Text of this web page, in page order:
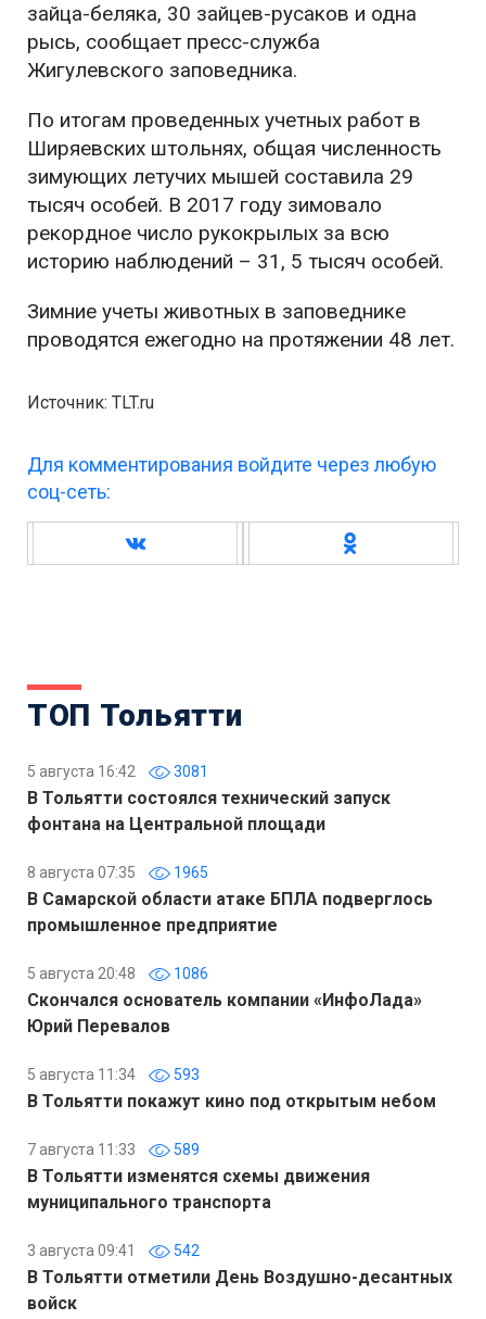
зайца-беляка, 30 зайцев-русаков и одна
рысь, сообщает пресс-служба
Жигулевского заповедника.
По итогам проведенных учетных работ в
Ширяевских штольнях, общая численность
зимующих летучих мышей составила 29
тысяч особей. В 2017 году зимовало
рекордное число рукокрылых за всю
историю наблюдений – 31, 5 тысяч особей.
Зимние учеты животных в заповеднике
проводятся ежегодно на протяжении 48 лет.
Источник: TLT.ru
Для комментирования войдите через любую
соц-сеть:
ТОП Тольятти
5 августа 16:42 3081
В Тольятти состоялся технический запуск
фонтана на Центральной площади
8 августа 07:35 1965
В Самарской области атаке БПЛА подверглось
промышленное предприятие
5 августа 20:48 1086
Скончался основатель компании «ИнфоЛада»
Юрий Перевалов
5 августа 11:34 593
В Тольятти покажут кино под открытым небом
7 августа 11:33 589
В Тольятти изменятся схемы движения
муниципального транспорта
3 августа 09:41 542
В Тольятти отметили День Воздушно-десантных
войск